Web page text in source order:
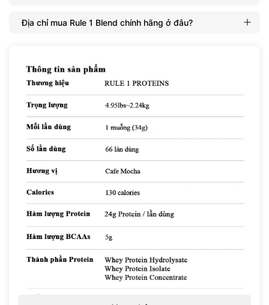
Địa chỉ mua Rule 1 Blend chính hãng ở đâu?